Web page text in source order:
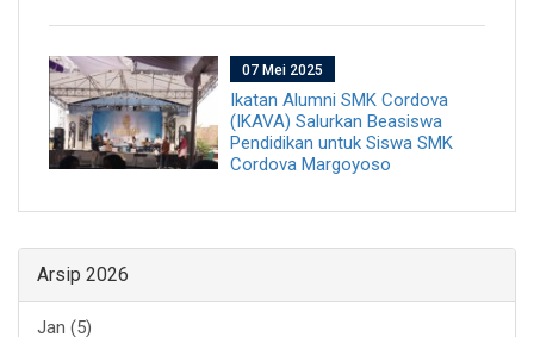
07 Mei 2025
Ikatan Alumni SMK Cordova
(IKAVA) Salurkan Beasiswa
Pendidikan untuk Siswa SMK
Cordova Margoyoso
Arsip 2026
Jan (5)